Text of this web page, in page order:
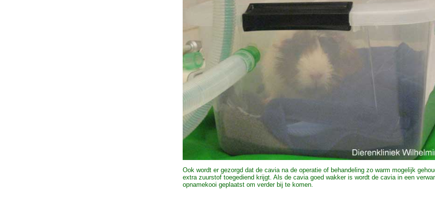
Ook wordt er gezorgd dat de cavia na de operatie of behandeling zo warm mogelijk
extra zuurstof toegediend krijgt. Als de cavia goed wakker is wordt de cavia in een
opnamekooi geplaatst om verder bij te komen.